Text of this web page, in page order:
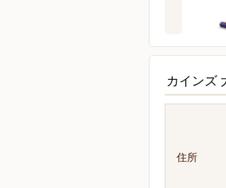
カインズ
住所